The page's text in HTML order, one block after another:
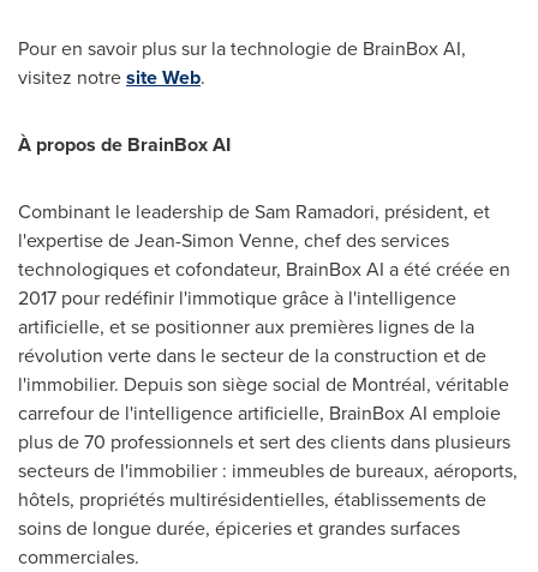
Pour en savoir plus sur la technologie de BrainBox AI,
visitez notresite Web.
À propos de BrainBox AI
Combinant le leadership deSam Ramadori, président, et
l'expertise deJean-Simon Venne, chef des services
technologiques et cofondateur, BrainBox AI a été créée en
2017 pour redéfinir l'immotique grâce à l'intelligence
artificielle, et se positionner aux premières lignes de la
révolution verte dans le secteur de la construction et de
l'immobilier. Depuis son siège social de Montréal, véritable
carrefour de l'intelligence artificielle, BrainBox AI emploie
plus de 70 professionnels et sert des clients dans plusieurs
secteurs de l'immobilier : immeubles de bureaux, aéroports,
hôtels, propriétés multirésidentielles, établissements de
soins de longue durée, épiceries et grandes surfaces
commerciales.